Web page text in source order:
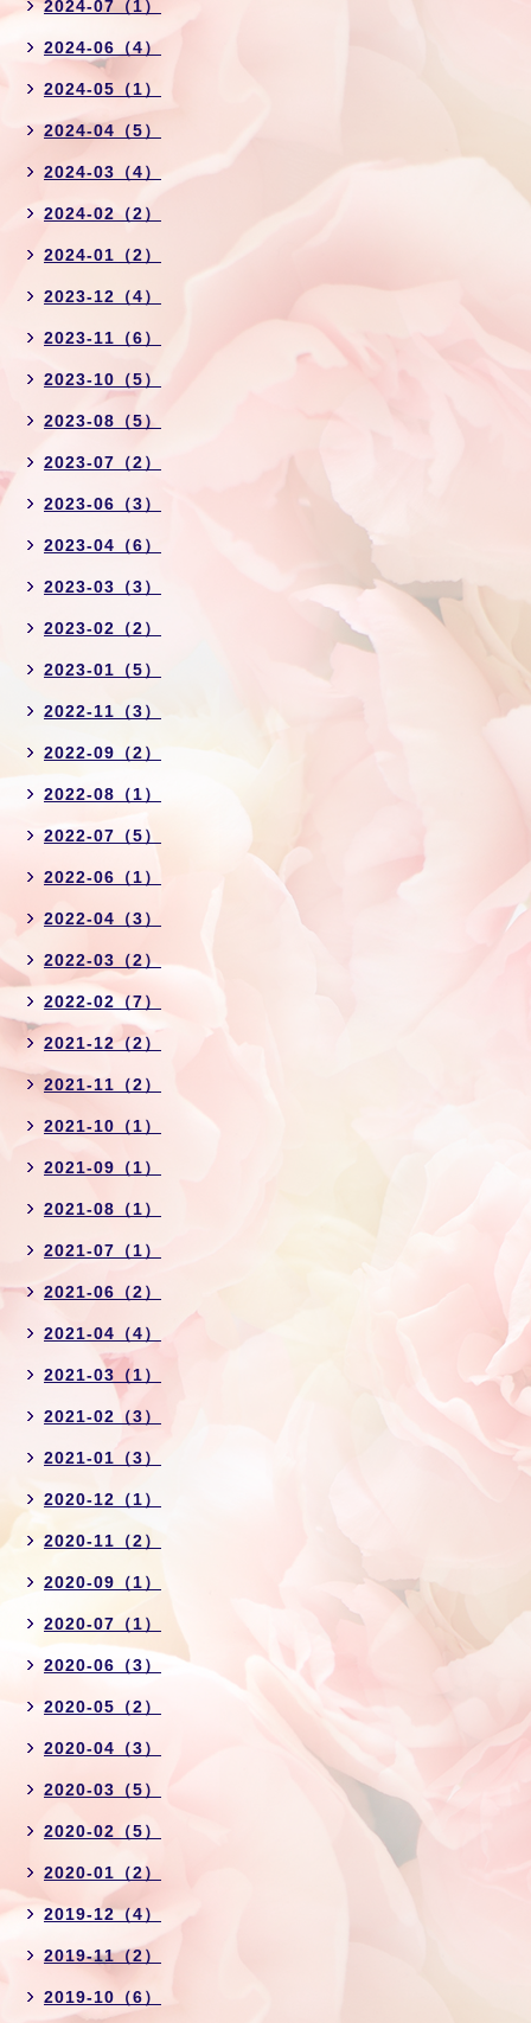
2024-07（1）
2024-06（4）
2024-05（1）
2024-04（5）
2024-03（4）
2024-02（2）
2024-01（2）
2023-12（4）
2023-11（6）
2023-10（5）
2023-08（5）
2023-07（2）
2023-06（3）
2023-04（6）
2023-03（3）
2023-02（2）
2023-01（5）
2022-11（3）
2022-09（2）
2022-08（1）
2022-07（5）
2022-06（1）
2022-04（3）
2022-03（2）
2022-02（7）
2021-12（2）
2021-11（2）
2021-10（1）
2021-09（1）
2021-08（1）
2021-07（1）
2021-06（2）
2021-04（4）
2021-03（1）
2021-02（3）
2021-01（3）
2020-12（1）
2020-11（2）
2020-09（1）
2020-07（1）
2020-06（3）
2020-05（2）
2020-04（3）
2020-03（5）
2020-02（5）
2020-01（2）
2019-12（4）
2019-11（2）
2019-10（6）